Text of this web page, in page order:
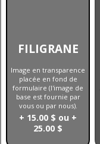
FILIGRANE
Image en transparence
placée en fond de
formulaire (l'image de
base est fournie par
vous ou par nous).
+ 15.00 $ ou +
25.00 $